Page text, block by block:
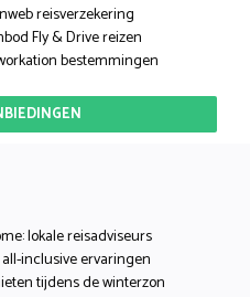
reisverzekering
Fly & Drive reizen
bestemmingen
lokale reisadviseurs
inclusive ervaringen
tijdens de winterzon